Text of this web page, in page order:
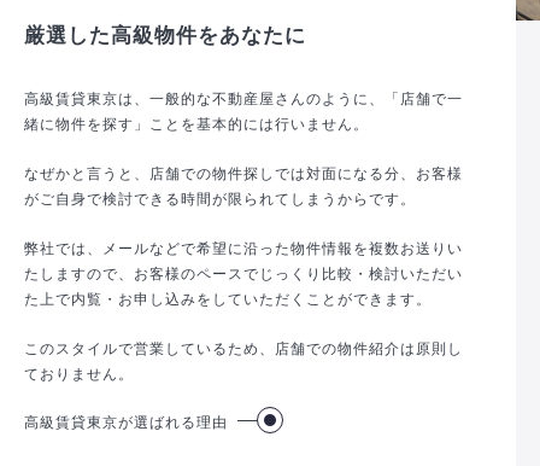
厳選した高級物件をあなたに
高級賃貸東京は、一般的な不動産屋さんのように、「店舗で一
緒に物件を探す」ことを基本的には行いません。
なぜかと言うと、店舗での物件探しでは対面になる分、お客様
がご自身で検討できる時間が限られてしまうからです。
弊社では、メールなどで希望に沿った物件情報を複数お送りい
たしますので、お客様のペースでじっくり比較・検討いただい
た上で内覧・お申し込みをしていただくことができます。
このスタイルで営業しているため、店舗での物件紹介は原則し
ておりません。
高級賃貸東京が選ばれる理由